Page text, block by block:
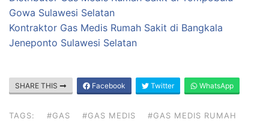
Gowa Sulawesi Selatan
Kontraktor Gas Medis Rumah Sakit di Bangkala
Jeneponto Sulawesi Selatan
SHARE THIS Facebook Twitter WhatsApp
TAGS: #GAS #GAS MEDIS
#GAS MEDIS RUMAH